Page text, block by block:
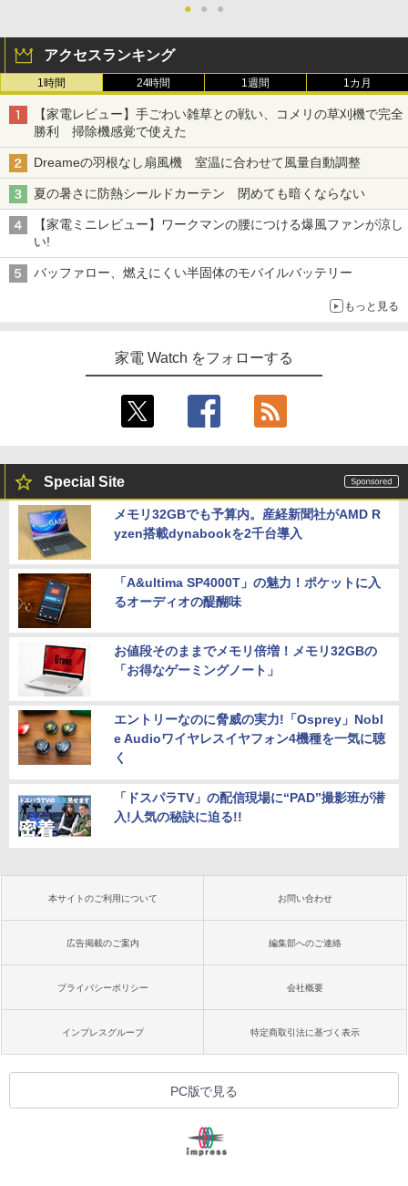
● ● ●
アクセスランキング
1時間 24時間 1週間 1カ月
【家電レビュー】手ごわい雑草との戦い、コメリの草刈機で完全
勝利 掃除機感覚で使えた
Dreameの羽根なし扇風機 室温に合わせて風量自動調整
夏の暑さに防熱シールドカーテン 閉めても暗くならない
【家電ミニレビュー】ワークマンの腰につける爆風ファンが涼し
い!
バッファロー、燃えにくい半固体のモバイルバッテリー
もっと見る
家電 Watch をフォローする
Special Site
メモリ32GBでも予算内。産経新聞社がAMD R
yzen搭載dynabookを2千台導入
「A&ultima SP4000T」の魅力！ポケットに入
るオーディオの醍醐味
お値段そのままでメモリ倍増！メモリ32GBの
「お得なゲーミングノート」
エントリーなのに脅威の実力!「Osprey」Nobl
e Audioワイヤレスイヤフォン4機種を一気に聴
く
「ドスパラTV」の配信現場に“PAD”撮影班が潜
入!人気の秘訣に迫る!!
本サイトのご利用について お問い合わせ
広告掲載のご案内 編集部へのご連絡
プライバシーポリシー 会社概要
インプレスグループ 特定商取引法に基づく表示
PC版で見る